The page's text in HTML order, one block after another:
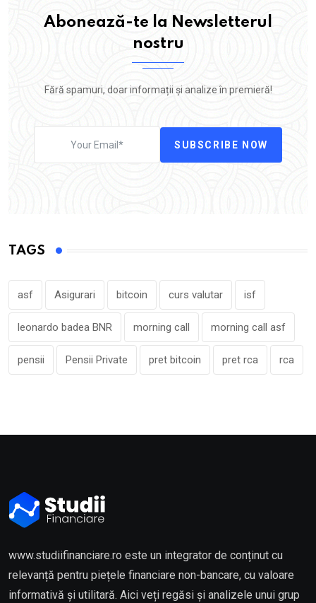
Abonează-te la Newsletterul
nostru
Fără spamuri, doar informații și analize în premieră!
SUBSCRIBE NOW
TAGS
asf Asigurari bitcoin curs valutar isf
leonardo badea BNR morning call morning call asf
pensii Pensii Private pret bitcoin pret rca rca
www.studiifinanciare.ro este un integrator de conținut cu
relevanță pentru piețele financiare non-bancare, cu valoare
informativă și utilitară. Aici veți regăsi și analizele unui grup